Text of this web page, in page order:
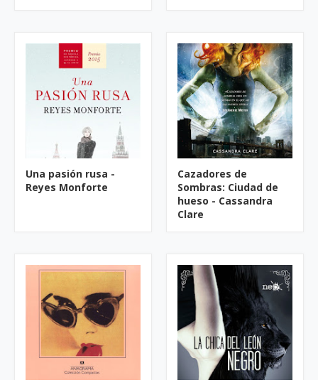
Una pasión rusa -
Reyes Monforte
Cazadores de
Sombras: Ciudad de
hueso - Cassandra
Clare